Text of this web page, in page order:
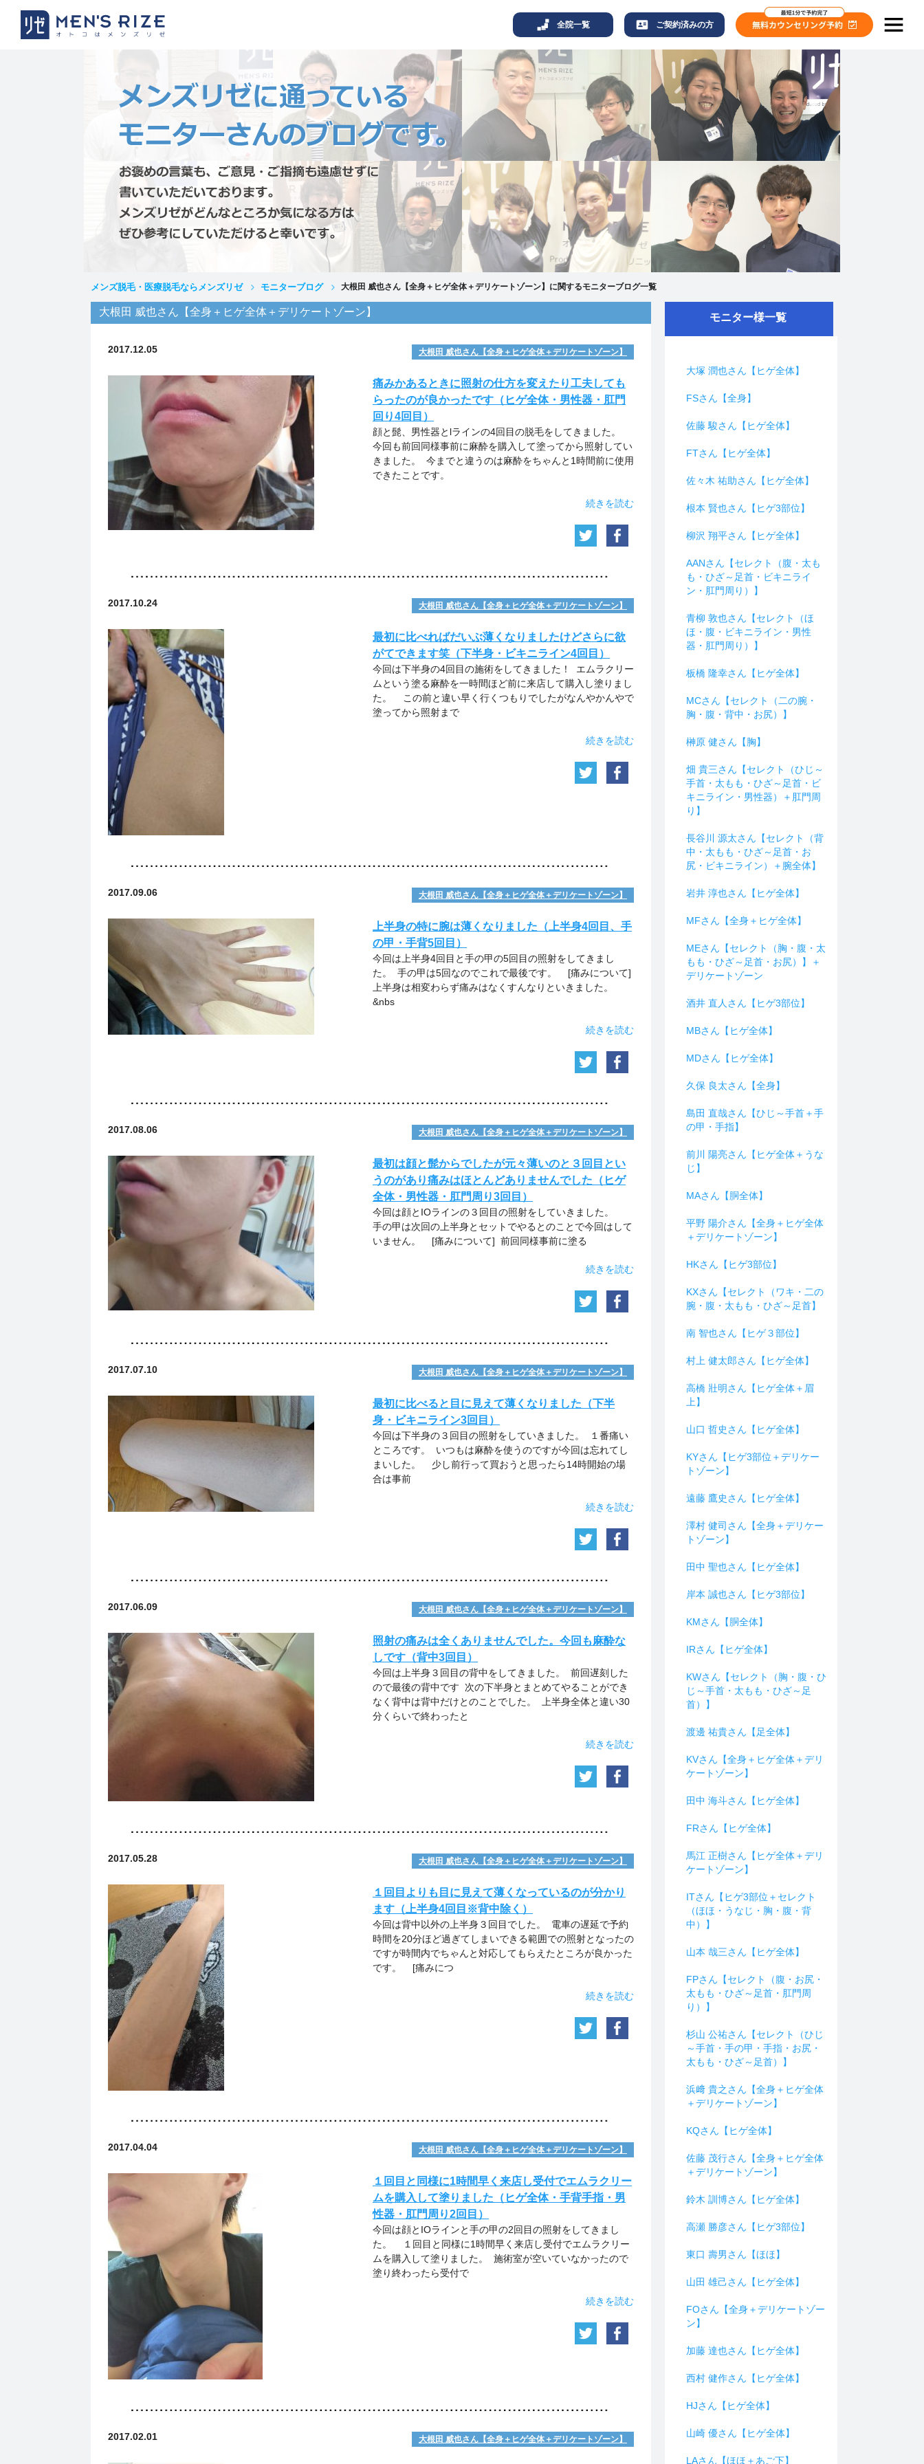
全院一覧 ご契約済みの方
メンズ脱毛・医療脱毛ならメンズリゼ モニターブログ 大根田 威也さん【全身＋ヒゲ全体＋デリケートゾーン】に関するモニターブログ一覧
大根田 威也さん【全身＋ヒゲ全体＋デリケートゾーン】
2017.12.05 大根田 威也さん【全身＋ヒゲ全体＋デリケートゾーン】
痛みかあるときに照射の仕方を変えたり工夫しても
らったのが良かったです（ヒゲ全体・男性器・肛門
回り4回目）
顔と髭、男性器とlラインの4回目の脱毛をしてきました。
今回も前回同様事前に麻酔を購入して塗ってから照射してい
きました。 今までと違うのは麻酔をちゃんと1時間前に使用
できたことです。
続きを読む
2017.10.24 大根田 威也さん【全身＋ヒゲ全体＋デリケートゾーン】
最初に比べればだいぶ薄くなりましたけどさらに欲
がてできます笑（下半身・ビキニライン4回目）
今回は下半身の4回目の施術をしてきました！ エムラクリー
ムという塗る麻酔を一時間ほど前に来店して購入し塗りまし
た。 この前と違い早く行くつもりでしたがなんやかんやで
塗ってから照射まで
続きを読む
2017.09.06 大根田 威也さん【全身＋ヒゲ全体＋デリケートゾーン】
上半身の特に腕は薄くなりました（上半身4回目、手
の甲・手背5回目）
今回は上半身4回目と手の甲の5回目の照射をしてきまし
た。 手の甲は5回なのでこれで最後です。 [痛みについて]
上半身は相変わらず痛みはなくすんなりといきました。
&nbs
続きを読む
2017.08.06 大根田 威也さん【全身＋ヒゲ全体＋デリケートゾーン】
最初は顔と髭からでしたが元々薄いのと３回目とい
うのがあり痛みはほとんどありませんでした（ヒゲ
全体・男性器・肛門周り3回目）
今回は顔とIOラインの３回目の照射をしていきました。
手の甲は次回の上半身とセットでやるとのことで今回はして
いません。 [痛みについて] 前回同様事前に塗る
続きを読む
2017.07.10 大根田 威也さん【全身＋ヒゲ全体＋デリケートゾーン】
最初に比べると目に見えて薄くなりました（下半
身・ビキニライン3回目）
今回は下半身の３回目の照射をしていきました。 １番痛い
ところです。 いつもは麻酔を使うのですが今回は忘れてし
まいした。 少し前行って買おうと思ったら14時開始の場
合は事前
続きを読む
2017.06.09 大根田 威也さん【全身＋ヒゲ全体＋デリケートゾーン】
照射の痛みは全くありませんでした。今回も麻酔な
しです（背中3回目）
今回は上半身３回目の背中をしてきました。 前回遅刻した
ので最後の背中です 次の下半身とまとめてやることができ
なく背中は背中だけとのことでした。 上半身全体と違い30
分くらいで終わったと
続きを読む
2017.05.28 大根田 威也さん【全身＋ヒゲ全体＋デリケートゾーン】
１回目よりも目に見えて薄くなっているのが分かり
ます（上半身4回目※背中除く）
今回は背中以外の上半身３回目でした。 電車の遅延で予約
時間を20分ほど過ぎてしまいできる範囲での照射となったの
ですが時間内でちゃんと対応してもらえたところが良かった
です。 [痛みにつ
続きを読む
2017.04.04 大根田 威也さん【全身＋ヒゲ全体＋デリケートゾーン】
１回目と同様に1時間早く来店し受付でエムラクリー
ムを購入して塗りました（ヒゲ全体・手背手指・男
性器・肛門周り2回目）
今回は顔とIOラインと手の甲の2回目の照射をしてきまし
た。 １回目と同様に1時間早く来店し受付でエムラクリー
ムを購入して塗りました。 施術室が空いていなかったので
塗り終わったら受付で
続きを読む
2017.02.01 大根田 威也さん【全身＋ヒゲ全体＋デリケートゾーン】
モニター様一覧
大塚 潤也さん【ヒゲ全体】
FSさん【全身】
佐藤 駿さん【ヒゲ全体】
FTさん【ヒゲ全体】
佐々木 祐助さん【ヒゲ全体】
根本 賢也さん【ヒゲ3部位】
柳沢 翔平さん【ヒゲ全体】
AANさん【セレクト（腹・太も
も・ひざ～足首・ビキニライ
ン・肛門周り）】
青柳 敦也さん【セレクト（ほ
ほ・腹・ビキニライン・男性
器・肛門周り）】
板橋 隆幸さん【ヒゲ全体】
MCさん【セレクト（二の腕・
胸・腹・背中・お尻）】
榊原 健さん【胸】
畑 貴三さん【セレクト（ひじ～
手首・太もも・ひざ～足首・ビ
キニライン・男性器）＋肛門周
り】
長谷川 源太さん【セレクト（背
中・太もも・ひざ～足首・お
尻・ビキニライン）＋腕全体】
岩井 淳也さん【ヒゲ全体】
MFさん【全身＋ヒゲ全体】
MEさん【セレクト（胸・腹・太
もも・ひざ～足首・お尻）】＋
デリケートゾーン
酒井 直人さん【ヒゲ3部位】
MBさん【ヒゲ全体】
MDさん【ヒゲ全体】
久保 良太さん【全身】
島田 直哉さん【ひじ～手首＋手
の甲・手指】
前川 陽亮さん【ヒゲ全体＋うな
じ】
MAさん【胴全体】
平野 陽介さん【全身＋ヒゲ全体
＋デリケートゾーン】
HKさん【ヒゲ3部位】
KXさん【セレクト（ワキ・二の
腕・腹・太もも・ひざ～足首】
南 智也さん【ヒゲ３部位】
村上 健太郎さん【ヒゲ全体】
高橋 壯明さん【ヒゲ全体＋眉
上】
山口 哲史さん【ヒゲ全体】
KYさん【ヒゲ3部位＋デリケー
トゾーン】
遠藤 鷹史さん【ヒゲ全体】
澤村 健司さん【全身＋デリケー
トゾーン】
田中 聖也さん【ヒゲ全体】
岸本 誠也さん【ヒゲ3部位】
KMさん【胴全体】
IRさん【ヒゲ全体】
KWさん【セレクト（胸・腹・ひ
じ～手首・太もも・ひざ～足
首）】
渡邊 祐貴さん【足全体】
KVさん【全身＋ヒゲ全体＋デリ
ケートゾーン】
田中 海斗さん【ヒゲ全体】
FRさん【ヒゲ全体】
馬江 正樹さん【ヒゲ全体＋デリ
ケートゾーン】
ITさん【ヒゲ3部位＋セレクト
（ほほ・うなじ・胸・腹・背
中）】
山本 哉三さん【ヒゲ全体】
FPさん【セレクト（腹・お尻・
太もも・ひざ～足首・肛門周
り）】
杉山 公祐さん【セレクト（ひじ
～手首・手の甲・手指・お尻・
太もも・ひざ～足首）】
浜﨑 貴之さん【全身＋ヒゲ全体
＋デリケートゾーン】
KQさん【ヒゲ全体】
佐藤 茂行さん【全身＋ヒゲ全体
＋デリケートゾーン】
鈴木 訓博さん【ヒゲ全体】
高瀬 勝彦さん【ヒゲ3部位】
東口 壽男さん【ほほ】
山田 雄己さん【ヒゲ全体】
FOさん【全身＋デリケートゾー
ン】
加藤 達也さん【ヒゲ全体】
西村 健作さん【ヒゲ全体】
HJさん【ヒゲ全体】
山崎 優さん【ヒゲ全体】
LAさん【ほほ＋あご下】